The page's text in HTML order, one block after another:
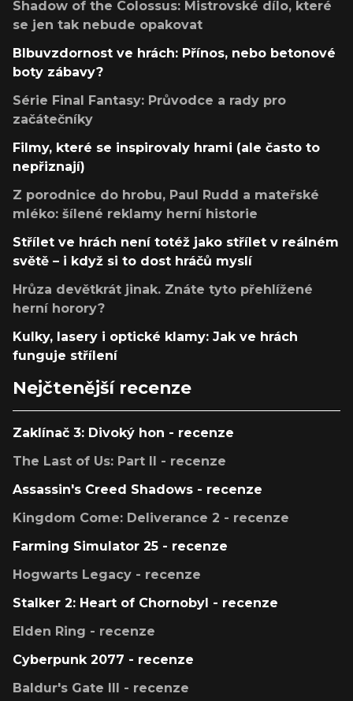
Shadow of the Colossus: Mistrovské dílo, které
se jen tak nebude opakovat
Blbuvzdornost ve hrách: Přínos, nebo betonové
boty zábavy?
Série Final Fantasy: Průvodce a rady pro
začátečníky
Filmy, které se inspirovaly hrami (ale často to
nepřiznají)
Z porodnice do hrobu, Paul Rudd a mateřské
mléko: šílené reklamy herní historie
Střílet ve hrách není totéž jako střílet v reálném
světě – i když si to dost hráčů myslí
Hrůza devětkrát jinak. Znáte tyto přehlížené
herní horory?
Kulky, lasery i optické klamy: Jak ve hrách
funguje střílení
Nejčtenější recenze
Zaklínač 3: Divoký hon - recenze
The Last of Us: Part II - recenze
Assassin's Creed Shadows - recenze
Kingdom Come: Deliverance 2 - recenze
Farming Simulator 25 - recenze
Hogwarts Legacy - recenze
Stalker 2: Heart of Chornobyl - recenze
Elden Ring - recenze
Cyberpunk 2077 - recenze
Baldur's Gate III - recenze